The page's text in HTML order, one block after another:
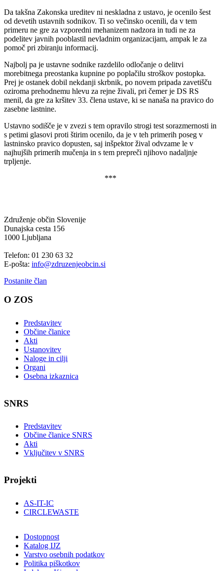
Da takšna Zakonska ureditev ni neskladna z ustavo, je ocenilo šest
od devetih ustavnih sodnikov. Ti so večinsko ocenili, da v tem
primeru ne gre za vzporedni mehanizem nadzora in tudi ne za
podelitev javnih pooblastil nevladnim organizacijam, ampak le za
pomoč pri zbiranju informacij.
Najbolj pa je ustavne sodnike razdelilo odločanje o delitvi
morebitnega preostanka kupnine po poplačilu stroškov postopka.
Prej je ostanek dobil nekdanji skrbnik, po novem pripada zavetišču
oziroma prehodnemu hlevu za rejne živali, pri čemer je DS RS
menil, da gre za kršitev 33. člena ustave, ki se nanaša na pravico do
zasebne lastnine.
Ustavno sodišče je v zvezi s tem opravilo strogi test sorazmernosti in
s petimi glasovi proti štirim ocenilo, da je v teh primerih poseg v
lastninsko pravico dopusten, saj inšpektor žival odvzame le v
najhujših primerih mučenja in s tem prepreči njihovo nadaljnje
trpljenje.
***
Združenje občin Slovenije
Dunajska cesta 156
1000 Ljubljana
Telefon: 01 230 63 32
E-pošta: info@zdruzenjeobcin.si
Postanite član
O ZOS
Predstavitev
Občine članice
Akti
Ustanovitev
Naloge in cilji
Organi
Osebna izkaznica
SNRS
Predstavitev
Občine članice SNRS
Akti
Vključitev v SNRS
Projekti
AS-IT-IC
CIRCLEWASTE
Dostopnost
Katalog IJZ
Varstvo osebnih podatkov
Politika piškotkov